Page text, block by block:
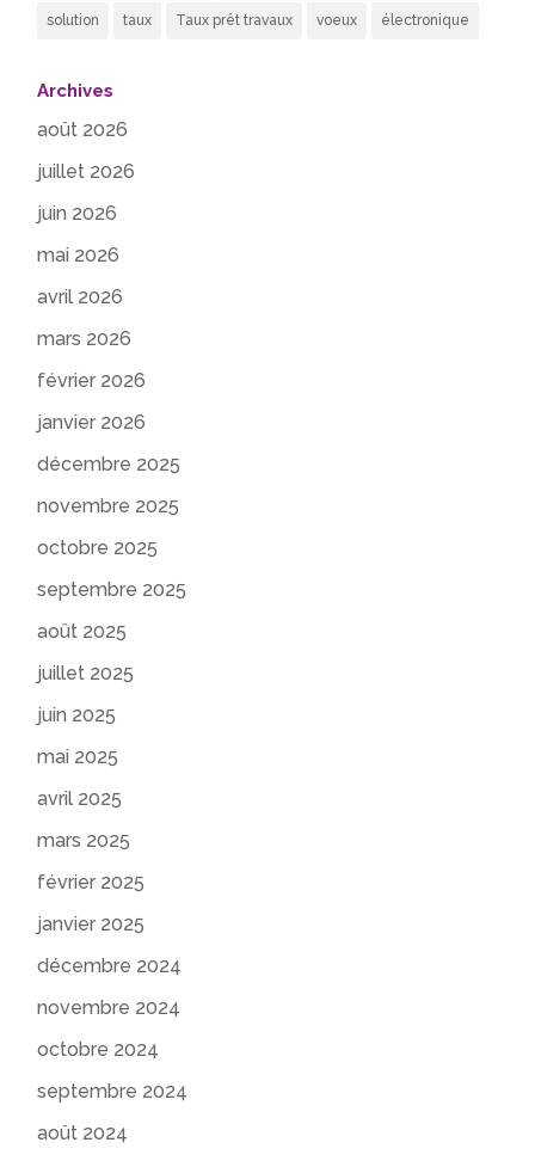
solution taux Taux prêt travaux voeux électronique
Archives
août 2026
juillet 2026
juin 2026
mai 2026
avril 2026
mars 2026
février 2026
janvier 2026
décembre 2025
novembre 2025
octobre 2025
septembre 2025
août 2025
juillet 2025
juin 2025
mai 2025
avril 2025
mars 2025
février 2025
janvier 2025
décembre 2024
novembre 2024
octobre 2024
septembre 2024
août 2024